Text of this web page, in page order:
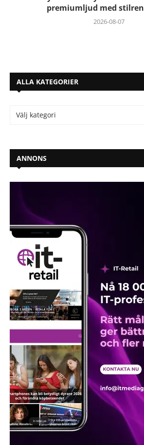
premiumljud med
2026-08-07
ALLA KATEGORIER
ANNONS